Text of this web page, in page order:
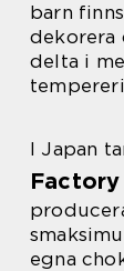
barn
dekorera
delta i
I Japan
Factory
egna